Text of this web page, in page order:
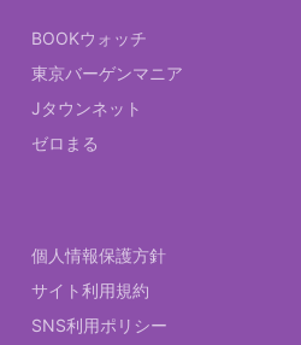
BOOKウォッチ
東京バーゲンマニア
Jタウンネット
ゼロまる
個人情報保護方針
サイト利用規約
SNS利用ポリシー